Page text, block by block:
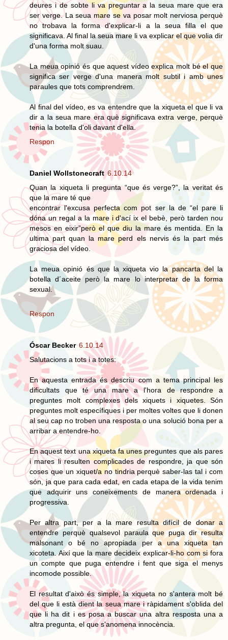
deures i de sobte li va preguntar a la seua mare que era
ser verge. La seua mare se va posar molt nerviosa perquè
no trobava la forma d'explicar-li a la seua filla el que
significava. Al final la seua mare li va explicar el que volia dir
d'una forma molt suau.
La meua opinió és que aquest vídeo explica molt bé el que
significa ser verge d'una manera molt subtil i amb unes
paraules que tots comprendrem.
Al final del vídeo, es va entendre que la xiqueta el que li va
dir a la seua mare era què significava extra verge, perquè
tenia la botella d'oli davant d'ella.
Respon
Daniel Wollstonecraft 6.10.14
Quan la xiqueta li pregunta “que és verge?”, la veritat és
que la mare té que
encontrar l'excusa perfecta com pot ser la de “el pare li
dóna un regal a la mare i d'ací ix el bebè, però tarden nou
mesos en eixir”però el que diu la mare és mentida. En la
ultima part quan la mare perd els nervis és la part més
graciosa del vídeo.
La meua opinió és que la xiqueta vio la pancarta del la
botella d´aceite però la mare lo interpretar de la forma
sexual.
Respon
Óscar Becker 6.10.14
Salutacions a tots i a totes:
En aquesta entrada és descriu com a tema principal les
dificultats que té una mare a l'hora de respondre a
preguntes molt complexes dels xiquets i xiquetes. Són
preguntes molt específiques i per moltes voltes que li donen
al seu cap no troben una resposta o una solució bona per a
arribar a entendre-ho.
En aquest text una xiqueta fa unes preguntes que als pares
i mares li resulten complicades de respondre, ja que són
coses que un xiquet/a no tindria perquè saber-las tal i com
són, ja que para cada edat, en cada etapa de la vida tenim
que adquirir uns coneixements de manera ordenada i
progressiva.
Per altra part, per a la mare resulta difícil de donar a
entendre perquè qualsevol paraula que puga dir resulta
malsonant o bé no apropiada per a una xiqueta tan
xicoteta. Així que la mare decideix explicar-li-ho com si fora
un compte que puga entendre i fent que siga el menys
incomode possible.
El resultat d'això és simple, la xiqueta no s'antera molt bé
del que li està dient la seua mare i ràpidament s'oblida del
que li ha dit i es posa a buscar una altra resposta una a
altra pregunta, el que s'anomena innocència.